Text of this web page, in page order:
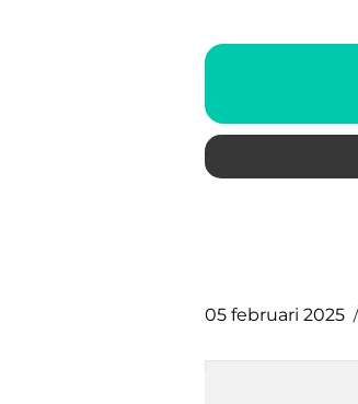
05 februari 2025